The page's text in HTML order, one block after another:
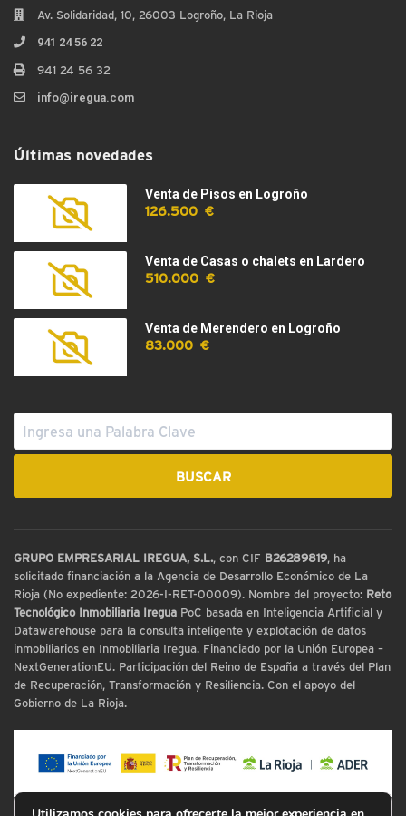
Av. Solidaridad, 10, 26003 Logroño, La Rioja
941 24 56 22
941 24 56 32
info@iregua.com
Últimas novedades
Venta de Pisos en Logroño
126.500 €
Venta de Casas o chalets en Lardero
510.000 €
Venta de Merendero en Logroño
83.000 €
GRUPO EMPRESARIAL IREGUA, S.L., con CIF B26289819, ha
solicitado financiación a la Agencia de Desarrollo Económico de La
Rioja (No expediente: 2026-I-RET-00009). Nombre del proyecto: Reto
Tecnológico Inmobiliaria Iregua PoC basada en Inteligencia Artificial y
Datawarehouse para la consulta inteligente y explotación de datos
inmobiliarios en Inmobiliaria Iregua. Financiado por la Unión Europea –
NextGenerationEU. Participación del Reino de España a través del Plan
de Recuperación, Transformación y Resiliencia. Con el apoyo del
Gobierno de La Rioja.